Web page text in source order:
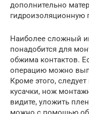
дополнительно
гидроизоляционную
Наиболее сложный
понадобится для
обжима контактов.
операцию можно
Кроме этого,
кусачки, нож
видите, уложить